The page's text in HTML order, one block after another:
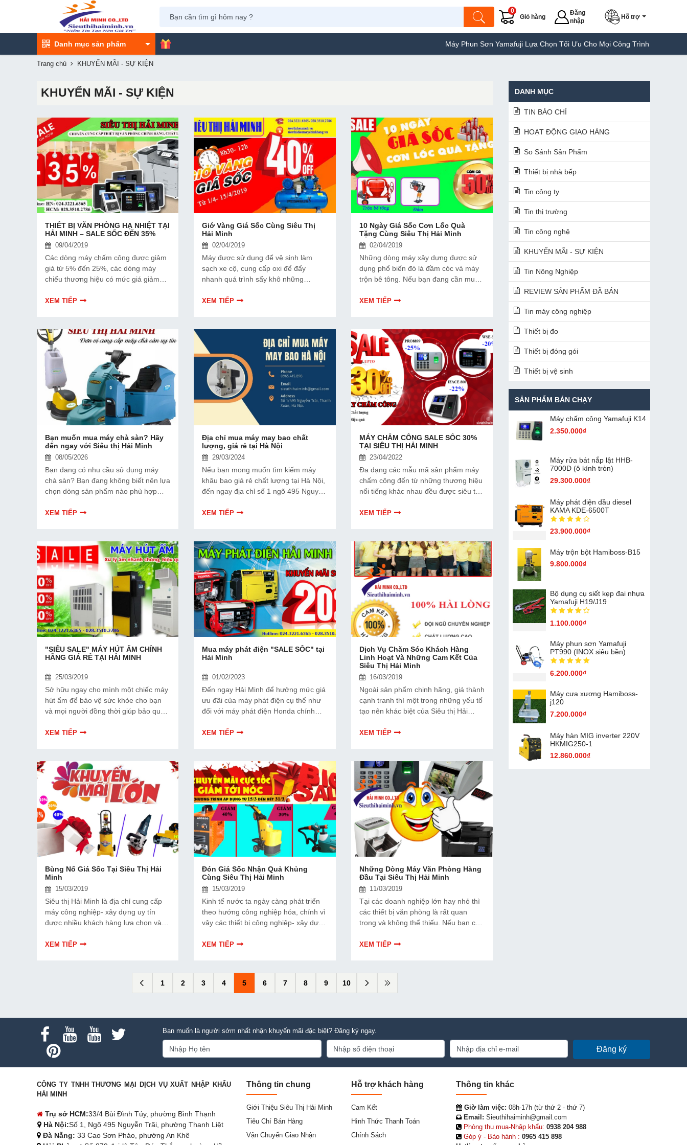
Giỏ hàng
0
Đăng
nhập
Hỗ trợ
Danh mục sản phẩm Máy Phun Sơn Yamafuji Lựa Chọn Tối Ưu Cho Mọi Công Trình Máy Hàn Túi
Trang chủ KHUYẾN MÃI - SỰ KIỆN
KHUYẾN MÃI - SỰ KIỆN
THIẾT BỊ VĂN PHÒNG HẠ NHIỆT TẠI
HẢI MINH – SALE SỐC ĐẾN 35%
09/04/2019
Các dòng máy chấm công được giảm
giá từ 5% đến 25%, các dòng máy
chiếu thương hiệu có mức giá giảm
thêm chuyên nghiệp cũng có mức giá
XEM TIẾP
Giớ Vàng Giá Sốc Cùng Siêu Thị
Hải Minh
02/04/2019
Máy được sử dụng để vệ sinh làm
sạch xe cộ, cung cấp oxi để đẩy
nhanh quá trình sấy khô những
dụng để giúp vận hành các loại máy
XEM TIẾP
10 Ngày Giá Sốc Cơn Lốc Quà
Tặng Cùng Siêu Thị Hải Minh
02/04/2019
Những dòng máy xây dựng được sử
dụng phổ biến đó là đầm cóc và máy
trộn bê tông. Nếu bạn đang cần mua
Minh là lựa chọn hàng đầu không thể
XEM TIẾP
Bạn muốn mua máy chà sàn? Hãy
đến ngay với Siêu thị Hải Minh
08/05/2026
Bạn đang có nhu cầu sử dụng máy
chà sàn? Bạn đang không biết nên lựa
chọn dòng sản phẩm nào phù hợp
tìm địa chỉ cung cấp máy chà sàn uy
thị Hải Minh nhé. Chúng tôi cam kết
đem đến sự hài lòng cho bạn.
XEM TIẾP
Địa chỉ mua máy may bao chất
lượng, giá rẻ tại Hà Nội
29/03/2024
Nếu bạn mong muốn tìm kiếm máy
khâu bao giá rẻ chất lượng tại Hà Nội,
đến ngay địa chỉ số 1 ngõ 495 Nguyễn
XEM TIẾP
MÁY CHẤM CÔNG SALE SỐC 30%
TẠI SIÊU THỊ HẢI MINH
23/04/2022
Đa dạng các mẫu mã sản phẩm máy
chấm công đến từ những thương hiệu
nổi tiếng khác nhau đều được siêu thị
từ trước đến nay. Tất cả đều là sản
thể yên tâm khi mua máy...
XEM TIẾP
"SIÊU SALE" MÁY HÚT ẨM CHÍNH
HÃNG GIÁ RẺ TẠI HẢI MINH
25/03/2019
Sở hữu ngay cho mình một chiếc máy
hút ẩm để bảo vệ sức khỏe cho bạn
và mọi người đồng thời giúp bảo quản
việc hơn. Tận dụng cơ hội sale sốc
hàng chính hãng với giá RẺ chưa từng
có. Mặt hàng máy hút ẩm tại Hải Minh
đang được SALE lên đến 30% đa
dạng các hãng và mặt hàng nên bạn
đừng bỏ qua cơ hội lần này nhé
XEM TIẾP
Mua máy phát điện "SALE SỐC" tại
Hải Minh
01/02/2023
Đến ngay Hải Minh để hưởng mức giá
ưu đãi của máy phát điện cụ thể như
đối với máy phát điện Honda chính
máy phát điện Lutian cao cấp được
được SALE SỐC lên đến 20%.
XEM TIẾP
Dịch Vụ Chăm Sóc Khách Hàng
Linh Hoạt Và Những Cam Kết Của
Siêu Thị Hải Minh
16/03/2019
Ngoài sản phẩm chinh hãng, giá thành
cạnh tranh thì một trong những yếu tố
tạo nên khác biệt của Siêu thị Hải
hàng. Chúng tôi luôn tiếp nhận những
XEM TIẾP
Bùng Nổ Giá Sốc Tại Siêu Thị Hải
Minh
15/03/2019
Siêu thị Hải Minh là địa chỉ cung cấp
máy công nghiệp- xây dựng uy tín
được nhiều khách hàng lựa chọn và
sản phẩm chính hãng, chất lượng mà
XEM TIẾP
Đón Giá Sốc Nhận Quả Khủng
Cùng Siêu Thị Hải Minh
15/03/2019
Kinh tế nước ta ngày càng phát triển
theo hướng công nghiệp hóa, chính vì
vậy các thiết bị công nghiệp- xây dựng
Trên thị trường hiện nay có rất nhiều
máy hàn, máy phun sơn,...
XEM TIẾP
Những Dòng Máy Văn Phòng Hàng
Đầu Tại Siêu Thị Hải Minh
11/03/2019
Tại các doanh nghiệp lớn hay nhỏ thì
các thiết bị văn phòng là rất quan
trọng và không thể thiếu. Nếu bạn cần
được một địa chỉ cung cấp uy tín chất
phòng hàng đầu được chúng tôi cung
XEM TIẾP
1 2 3 4 5 6 7 8 9 10
DANH MỤC
TIN BÁO CHÍ
HOẠT ĐỘNG GIAO HÀNG
So Sánh Sản Phẩm
Thiết bị nhà bếp
Tin công ty
Tin thị trường
Tin công nghệ
KHUYẾN MÃI - SỰ KIỆN
Tin Nông Nghiệp
REVIEW SẢN PHẨM ĐÃ BÁN
Tin máy công nghiệp
Thiết bị đo
Thiết bị đóng gói
Thiết bị vệ sinh
SẢN PHẨM BÁN CHẠY
Máy chấm cô​ng Yamafuji K14
2.350.000₫
Máy rửa bát nắp lật HHB-
7000D (ô kính tròn)
29.300.000₫
Máy phát điện dầu diesel
KAMA KDE-6500T
23.900.000₫
Máy trộn bột Hamiboss-B15
9.800.000₫
Bộ dụng cụ siết kẹp đai nhựa
Yamafuji H19/J19
1.100.000₫
Máy phun sơn Yamafuji
PT990 (INOX siêu bền)
6.200.000₫
Máy cưa xương Hamiboss-
j120
7.200.000₫
Máy hàn MIG inverter 220V
HKMIG250-1
12.860.000₫
Bạn muốn là người sớm nhất nhận khuyến mãi đặc biệt? Đăng ký ngay.
Đăng ký
CÔNG TY TNHH THƯƠNG MẠI DỊCH VỤ XUẤT NHẬP KHẨU
HẢI MINH
Trụ sở HCM:33/4 Bùi Đình Túy, phường Bình Thạnh
Hà Nội:Số 1, Ngõ 495 Nguyễn Trãi, phường Thanh Liệt
Đà Nẵng: 33 Cao Sơn Pháo, phường An Khê
Thông tin chung
Giới Thiệu Siêu Thị Hải Minh
Tiêu Chí Bán Hàng
Vận Chuyển Giao Nhận
Hỗ trợ khách hàng
Cam Kết
Hình Thức Thanh Toán
Chính Sách
Thông tin khác
Giờ làm việc: 08h-17h (từ thứ 2 - thứ 7)
Email: Sieuthihaiminh@gmail.com
Phòng thu mua-Nhập khẩu: 0938 204 988
Góp ý - Bảo hành : 0965 415 898